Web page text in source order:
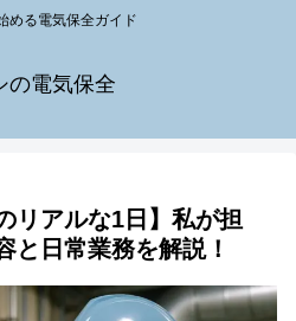
める電気保全ガイド
の電気保全
リアルな1日】私が担
と日常業務を解説！